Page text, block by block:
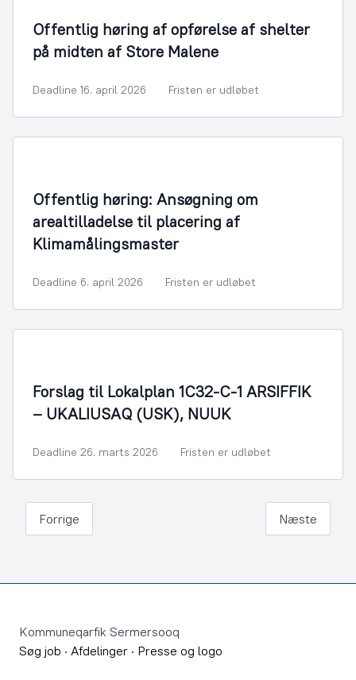
Offentlig høring af opførelse af shelter
på midten af Store Malene
Deadline 16. april 2026 Fristen er udløbet
Offentlig høring: Ansøgning om
arealtilladelse til placering af
Klimamålingsmaster
Deadline 6. april 2026 Fristen er udløbet
Forslag til Lokalplan 1C32-C-1 ARSIFFIK
– UKALIUSAQ (USK), NUUK
Deadline 26. marts 2026 Fristen er udløbet
Forrige Næste
Kommuneqarfik Sermersooq
Søg job · Afdelinger · Presse og logo